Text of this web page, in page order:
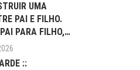
UMA
PAI E FILHO.
PARA FILHO,
::